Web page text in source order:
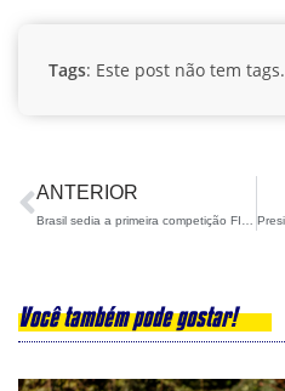
Tags: Este post não tem tags.
ANTERIOR
Brasil sedia a primeira competição FIS de Para Rollerski das Américas
Você também pode gostar!